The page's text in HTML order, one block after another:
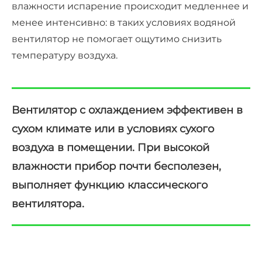
влажности испарение происходит медленнее и
менее интенсивно: в таких условиях водяной
вентилятор не помогает ощутимо снизить
температуру воздуха.
Вентилятор с охлаждением эффективен в
сухом климате или в условиях сухого
воздуха в помещении. При высокой
влажности прибор почти бесполезен,
выполняет функцию классического
вентилятора.